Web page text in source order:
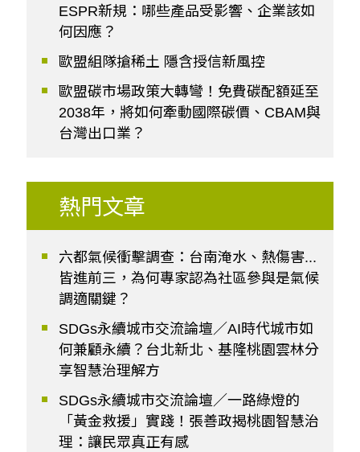
ESPR新規：哪些產品受影響、企業該如
何因應？
歐盟組隊搶稀土 隱含授信新風控
歐盟碳市場政策大轉彎！免費碳配額延至
2038年，將如何牽動國際碳價、CBAM與
台灣出口業？
熱門文章
六都氣候衝擊調查：台南淹水、熱傷害...
皆進前三，為何專家認為社區參與是氣候
調適關鍵？
SDGs永續城市交流論壇／AI時代城市如
何兼顧永續？台北新北、基隆桃園雲林分
享智慧治理解方
SDGs永續城市交流論壇／一路綠燈的
「黃金救援」實踐！張善政揭桃園智慧治
理：讓民眾真正有感